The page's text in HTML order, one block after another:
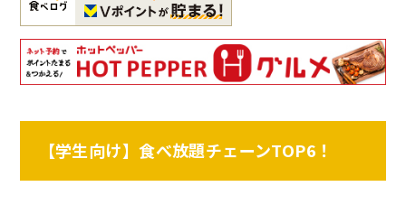
【学生向け】食べ放題チェーンTOP6！